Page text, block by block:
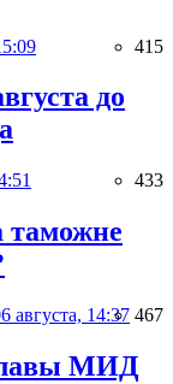
415
до
433
таможне
августа, 14:37 467
МИД